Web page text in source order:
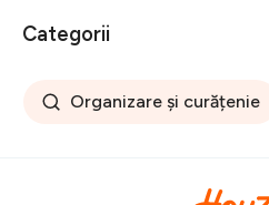
Categorii
Organizare și curățenie